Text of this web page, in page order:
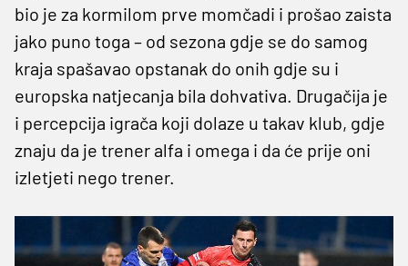
bio je za kormilom prve momčadi i prošao zaista
jako puno toga – od sezona gdje se do samog
kraja spašavao opstanak do onih gdje su i
europska natjecanja bila dohvativa. Drugačija je
i percepcija igrača koji dolaze u takav klub, gdje
znaju da je trener alfa i omega i da će prije oni
izletjeti nego trener.